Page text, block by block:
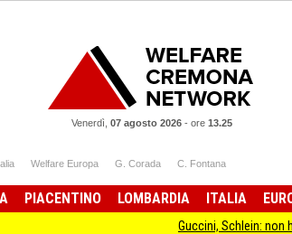
Venerdì, 07 agosto 2026 - ore 13.25
Welfare Europa G. Corada C. Fontana
PIACENTINO LOMBARDIA ITALIA
Guccini, Schlein: non ha mai